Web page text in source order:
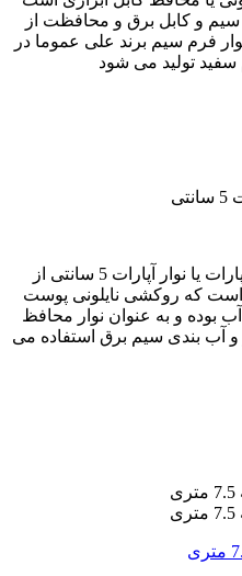
و کابل برق و محافظت از
فرم سیم برند علی عموما در
سفید تولید می شود
قیمت و خرید نوار آپارات : چسب اپارات یا نوار آپارات 5 سانتی از
است که روکشی نایلونی پوست
بوده و به عنوان نوار محافظ
آب بندی سیم برق استفاده می